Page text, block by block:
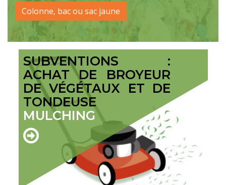
Colonne, bac ou sac jaune
SUBVENTIONS :
ACHAT DE BROYEUR
DE VÉGÉTAUX ET DE
TONDEUSE
MULCHING